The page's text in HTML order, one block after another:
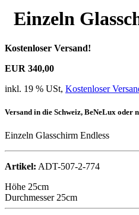
Einzeln
Kostenloser Versand!
EUR 340,00
inkl. 19 % USt, Kostenloser
Versand in die Schweiz, BeNeLux oder
Einzeln Glasschirm Endless
Artikel: ADT-507-2-774
Höhe 25cm
Durchmesser 25cm